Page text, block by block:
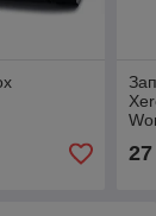
27